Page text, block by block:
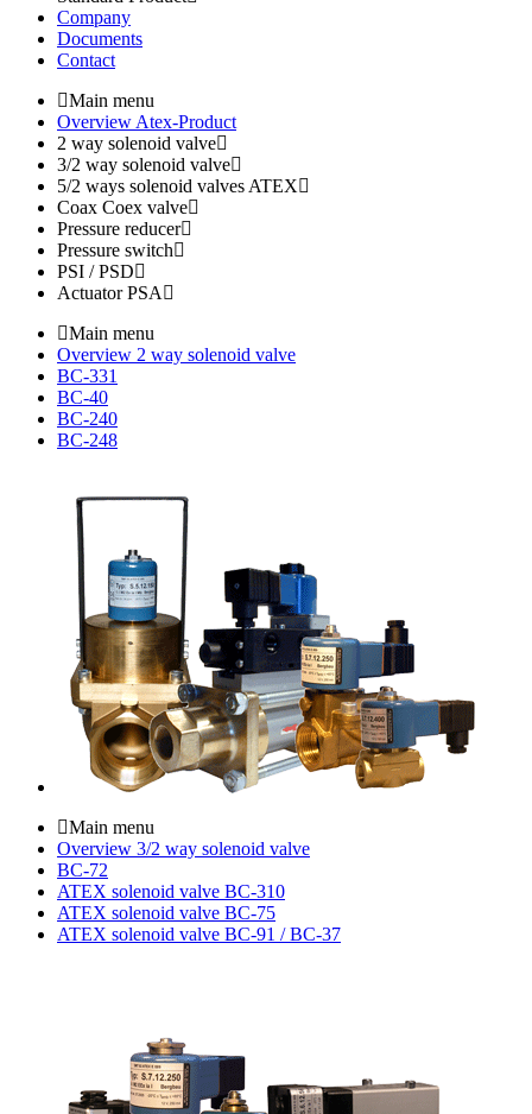
Company
Documents
Contact
Main menu
Overview Atex-Product
2 way solenoid valve
3/2 way solenoid valve
5/2 ways solenoid valves ATEX
Coax Coex valve
Pressure reducer
Pressure switch
PSI / PSD
Actuator PSA
Main menu
Overview 2 way solenoid valve
BC-331
BC-40
BC-240
BC-248
Main menu
Overview 3/2 way solenoid valve
BC-72
ATEX solenoid valve BC-310
ATEX solenoid valve BC-75
ATEX solenoid valve BC-91 / BC-37